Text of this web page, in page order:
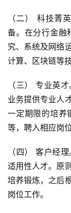
（二） 科技菁
备。在分行金融
究、系统及网络
计算、区块链等
（三） 专业英
业务提供专业人
一定期限的培养
等，聘入相应岗位
（四） 客户经
适用性人才。原
培养锻炼，之后
岗位工作。